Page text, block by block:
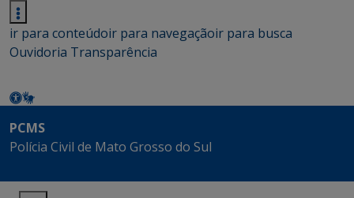
ir para conteúdoir para navegaçãoir para busca
Ouvidoria Transparência
PCMS
Polícia Civil de Mato Grosso do Sul